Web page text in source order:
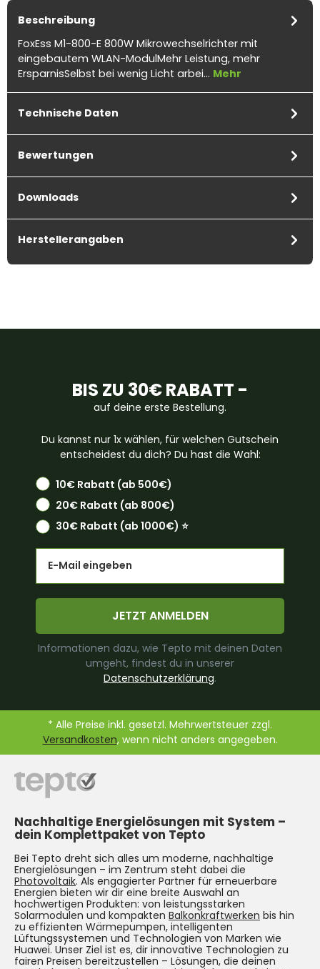
Beschreibung
FoxEss M1-800-E 800W Mikrowechselrichter mit
eingebautem WLAN-ModulMehr Leistung, mehr
ErsparnisSelbst bei wenig Licht arbei… Mehr
Technische Daten
Bewertungen
Downloads
Herstellerangaben
BIS ZU 30€ RABATT -
auf deine erste Bestellung.
Du kannst nur 1x wählen, für welchen Gutschein
entscheidest du dich? Du hast die Wahl:
10€ Rabatt (ab 500€)
20€ Rabatt (ab 800€)
30€ Rabatt (ab 1000€) ⭐️
JETZT ANMELDEN
Informationen dazu, wie Tepto mit deinen Daten
umgeht, findest du in unserer
Datenschutzerklärung.
* Alle Preise inkl. gesetzl. Mehrwertsteuer zzgl.
Versandkosten, wenn nicht anders angegeben.
Nachhaltige Energielösungen mit System –
dein Komplettpaket von Tepto
Bei Tepto dreht sich alles um moderne, nachhaltige
Energielösungen – im Zentrum steht dabei die
Photovoltaik. Als engagierter Partner für erneuerbare
Energien bieten wir dir eine breite Auswahl an
hochwertigen Produkten: von leistungsstarken
Solarmodulen und kompakten Balkonkraftwerken bis hin
zu effizienten Wärmepumpen, intelligenten
Lüftungssystemen und Technologien von Marken wie
Huawei. Unser Ziel ist es, dir innovative Technologien zu
fairen Preisen bereitzustellen – Lösungen, die deinen